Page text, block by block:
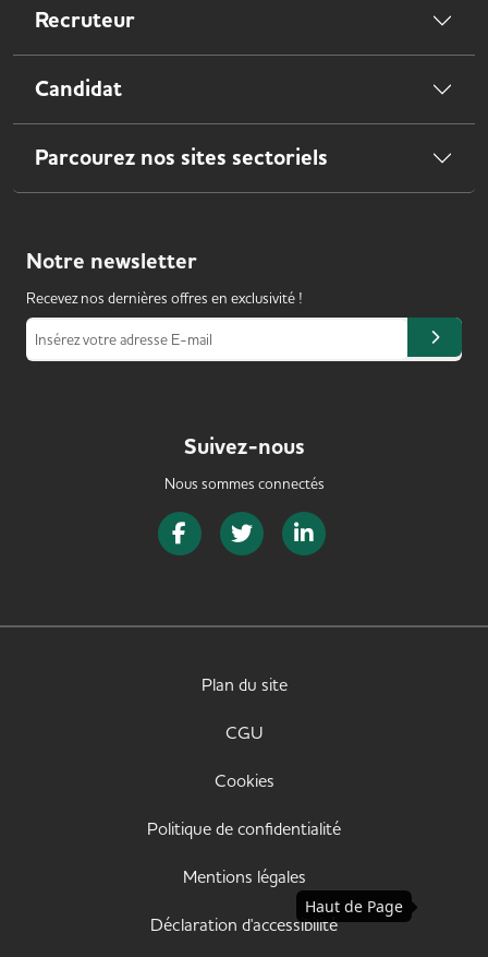
Recruteur
Candidat
Parcourez nos sites sectoriels
Notre newsletter
Recevez nos dernières offres en exclusivité !
Insérez votre adresse E-mail
Suivez-nous
Nous sommes connectés
Page Facebook de SeniorJob
Page Twitter de SeniorJob
Plan du site
CGU
Cookies
Politique de confidentialité
Mentions légales
Déclaration d'accessibilité
Haut de Page